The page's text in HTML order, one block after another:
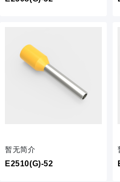
暂无简介
E2510(G)-52